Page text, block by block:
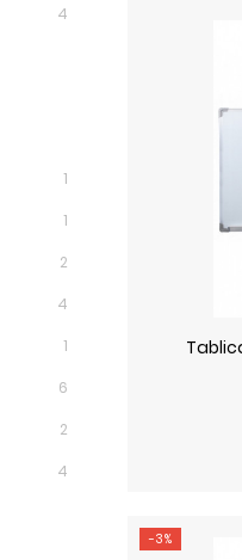
-3%
4
1
1
2
4
1
6
2
4